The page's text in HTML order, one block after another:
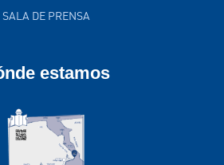
SALA DE PRENSA
estamos